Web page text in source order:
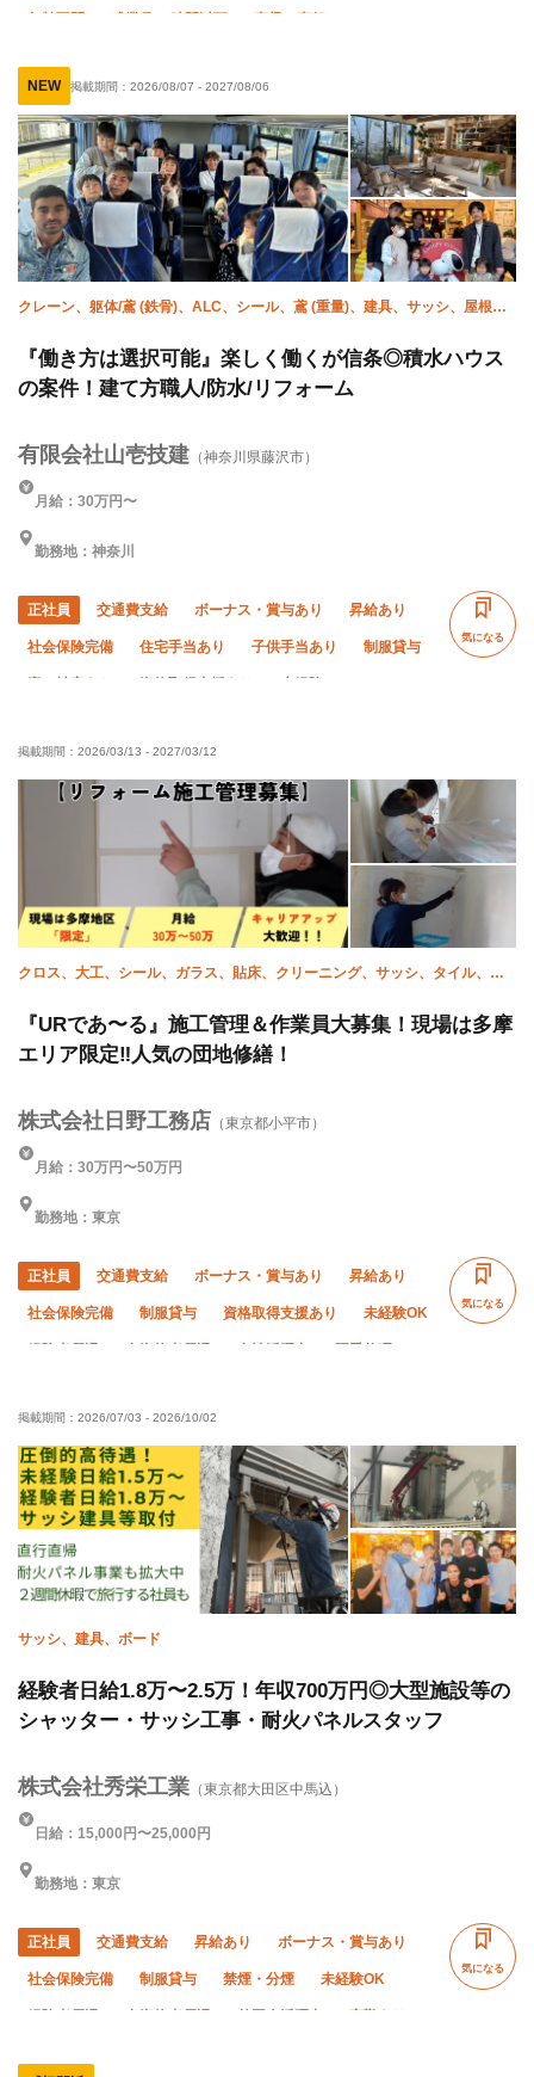
年齢不問 残業月10時間以下 直帰・直行OK
NEW 掲載期間： 2026/08/07 - 2027/08/06
クレーン、躯体/鳶 (鉄骨)、ALC、シール、鳶 (重量)、建具、サッシ、屋根、
『働き方は選択可能』楽しく働くが信条◎積水ハウス
の案件！建て方職人/防水/リフォーム
有限会社山壱技建 （神奈川県藤沢市）
月給：30万円〜
勤務地：神奈川
正社員 交通費支給 ボーナス・賞与あり 昇給あり
社会保険完備 住宅手当あり 子供手当あり 制服貸与
車・バイク通勤OK 転勤なし
気になる
掲載期間： 2026/03/13 - 2027/03/12
クロス、大工、シール、ガラス、貼床、クリーニング、サッシ、タイル、施
『URであ〜る』施工管理＆作業員大募集！現場は多摩
エリア限定‼︎人気の団地修繕！
株式会社日野工務店 （東京都小平市）
月給：30万円〜50万円
勤務地：東京
正社員 交通費支給 ボーナス・賞与あり 昇給あり
社会保険完備 制服貸与 資格取得支援あり 未経験OK
気になる
掲載期間： 2026/07/03 - 2026/10/02
サッシ、建具、ボード
経験者日給1.8万〜2.5万！年収700万円◎大型施設等の
シャッター・サッシ工事・耐火パネルスタッフ
株式会社秀栄工業 （東京都大田区中馬込）
日給：15,000円〜25,000円
勤務地：東京
正社員 交通費支給 昇給あり ボーナス・賞与あり
社会保険完備 制服貸与 禁煙・分煙 未経験OK
経験者優遇 有資格者優遇 外国人活躍中 夜勤あり
気になる